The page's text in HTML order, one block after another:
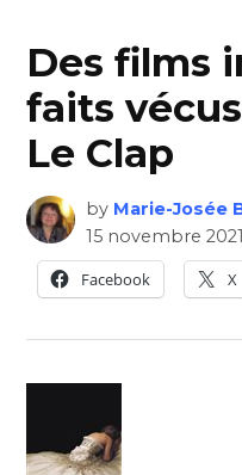
Des films
faits
Le Clap
by Marie-Josée
15 novembre 2021
Facebook
X